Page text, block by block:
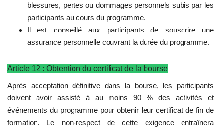
blessures, pertes ou dommages personnels subis par les
participants au cours du programme.
Il est conseillé aux participants de souscrire une
assurance personnelle couvrant la durée du programme.
Article 12 : Obtention du certificat de la bourse
Après acceptation définitive dans la bourse, les participants
doivent avoir assisté à au moins 90 % des activités et
événements du programme pour obtenir leur certificat de fin de
formation. Le non-respect de cette exigence entraînera